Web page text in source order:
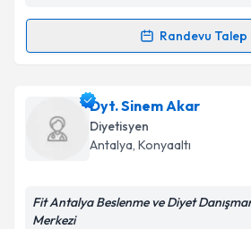
Kişisel verilerimin
'ni okudum ve kişisel
kapsamda işlenmesini kabul
Takvim Talebini
Randevu Talep
Randevu Takvimi Talebi
Dyt. Şükriye Aydıniçin randevu
oluşturun. Size bu uzmandan
takvim hazırlandığında e-posta
Dyt. Sinem Akar
Diyetisyen
Antalya, Konyaaltı
Fit Antalya Beslenme ve Diyet
Merkezi